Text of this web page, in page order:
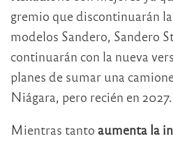
gremio que discontinuarán
modelos Sandero, Sandero
continuarán con la nueva
planes de sumar una
Niágara, pero recién en 2027.
Mientras tanto aumenta la